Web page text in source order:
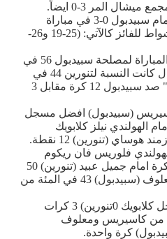
المر 3-0 ايضاً.
في قاعة غزير خسر تنورين امام سبيدبول 0-3 في مباراة
جماهيرية حاشدة، وانتهت الاشواط للفائز كالآتي: (25-19 و26-
وجاءت النسبة الهجومية في المباراة لمصلحة سبيدبول 56 في
المئة مقابل 39، وفي الإستقبال كانت النسبة لتنورين 44 في
المئة مقابل 40، وفي "البلوك" صد سبيدبول 12 كرة مقابل 3
(سبيدبول) افضل مسجل
برصيد 18 نقطة امام الهولندي نيلز كلابويك
فلوريس فان ريكوم
(تنورين) 62 في المئة من 13 كرة امام جميل عبيد (تنورين) 50
في المئة من 22 كرة وكايو معلوف (سبيدبول) 43 في المئة من
وفي الإرسالات الساحقة، سجل كلابويك 0تنورين) 3 كرات
من كاسيريس ومعلوف
كرة واحدة.